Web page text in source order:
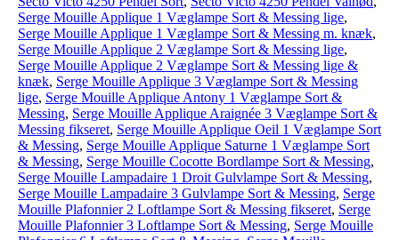
Serge Mouille Applique 1 Væglampe Sort & Messing lige,
Serge Mouille Applique 1 Væglampe Sort & Messing m. knæk,
Serge Mouille Applique 2 Væglampe Sort & Messing lige,
Serge Mouille Applique 2 Væglampe Sort & Messing lige &
knæk, Serge Mouille Applique 3 Væglampe Sort & Messing
lige, Serge Mouille Applique Antony 1 Væglampe Sort &
Messing, Serge Mouille Applique Araignée 3 Væglampe Sort &
Messing fikseret, Serge Mouille Applique Oeil 1 Væglampe Sort
& Messing, Serge Mouille Applique Saturne 1 Væglampe Sort
& Messing, Serge Mouille Cocotte Bordlampe Sort & Messing,
Serge Mouille Lampadaire 1 Droit Gulvlampe Sort & Messing,
Serge Mouille Lampadaire 3 Gulvlampe Sort & Messing, Serge
Mouille Plafonnier 2 Loftlampe Sort & Messing fikseret, Serge
Mouille Plafonnier 3 Loftlampe Sort & Messing, Serge Mouille